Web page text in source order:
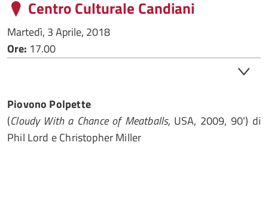
Centro Culturale Candiani
Martedì, 3 Aprile, 2018
Ore: 17.00
Piovono Polpette
(Cloudy With a Chance of Meatballs, USA, 2009, 90') di
Phil Lord e Christopher Miller